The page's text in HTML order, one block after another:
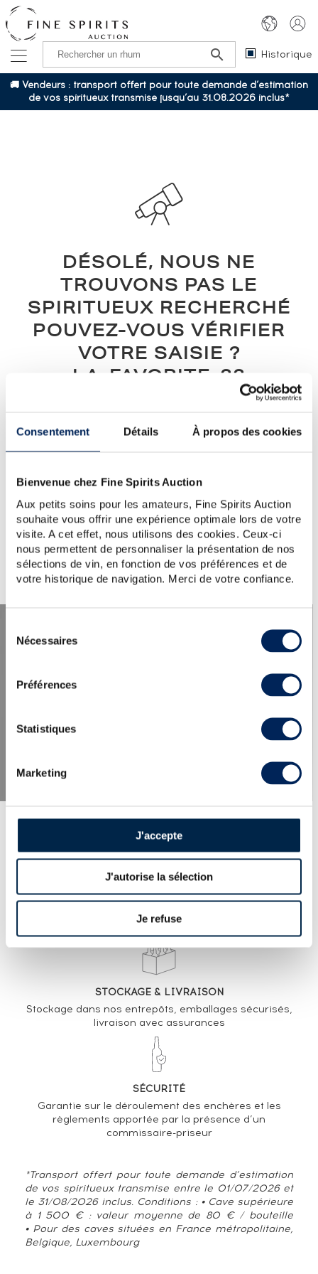
Consentement Détails À propos des cookies
Bienvenue chez Fine Spirits Auction
Aux petits soins pour les amateurs, Fine Spirits Auction
souhaite vous offrir une expérience optimale lors de votre
visite. A cet effet, nous utilisons des cookies. Ceux-ci
nous permettent de personnaliser la présentation de nos
sélections de vin, en fonction de vos préférences et de
votre historique de navigation. Merci de votre confiance.
Nécessaires
Préférences
Statistiques
Marketing
J'accepte
J'autorise la sélection
Je refuse
Historique
🚚 Vendeurs : transport offert pour toute demande d’estimation
de vos spiritueux transmise jusqu’au 31.08.2026 inclus*
DÉSOLÉ, NOUS NE
TROUVONS PAS LE
SPIRITUEUX RECHERCHÉ
POUVEZ-VOUS VÉRIFIER
VOTRE SAISIE ?
LA-FAVORITE-33
simplifiez votre demande (un seul mot clé)...
Si vous avez besoin d'aide ou si vous souhaitez poser une
question au service clientèle, veuillez visiter la section
Vous pouvez également créer une alerte en cliquant sur le
bouton ci-dessous.
Créer une alerte
EXPERTISE
100% des whiskies et spiritueux proposés
expertisés par nos spécialistes. Garantie
d’authenticité
STOCKAGE & LIVRAISON
Stockage dans nos entrepôts, emballages sécurisés,
livraison avec assurances
SÉCURITÉ
Garantie sur le déroulement des enchères et les
règlements apportée par la présence d’un
commissaire-priseur
*Transport offert pour toute demande d’estimation
de vos spiritueux transmise entre le 01/07/2026 et
le 31/08/2026 inclus. Conditions : • Cave supérieure
à 1 500 € : valeur moyenne de 80 € / bouteille
• Pour des caves situées en France métropolitaine,
Belgique, Luxembourg